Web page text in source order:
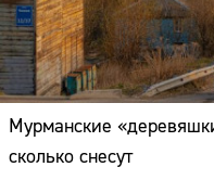
Мурманские
сколько снесут